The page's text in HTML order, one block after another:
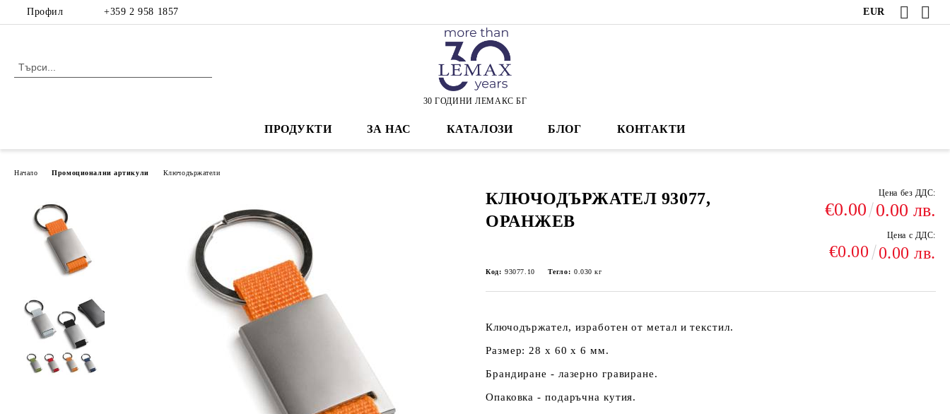
Профил +359 2 958 1857 EUR
30 ГОДИНИ ЛЕМАКС БГ
ПРОДУКТИ ЗА НАС КАТАЛОЗИ БЛОГ КОНТАКТИ
Начало Промоционални артикули Ключодържатели
КЛЮЧОДЪРЖАТЕЛ 93077,
ОРАНЖЕВ
Цена без ДДС:
€0.00 0.00 лв.
Цена с ДДС:
€0.00 0.00 лв.
Код: 93077.10 Тегло: 0.030 кг
Ключодържател, изработен от метал и текстил.
Размер: 28 х 60 х 6 мм.
Брандиране - лазерно гравиране.
Опаковка - подаръчна кутия.